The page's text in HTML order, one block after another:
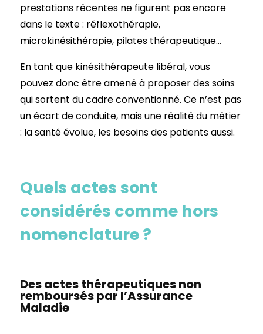
prestations récentes ne figurent pas encore
dans le texte : réflexothérapie,
microkinésithérapie, pilates thérapeutique…
En tant que kinésithérapeute libéral, vous
pouvez donc être amené à proposer des soins
qui sortent du cadre conventionné. Ce n’est pas
un écart de conduite, mais une réalité du métier
: la santé évolue, les besoins des patients aussi.
Quels actes sont
considérés comme hors
nomenclature ?
Des actes thérapeutiques non
remboursés par l’Assurance
Maladie